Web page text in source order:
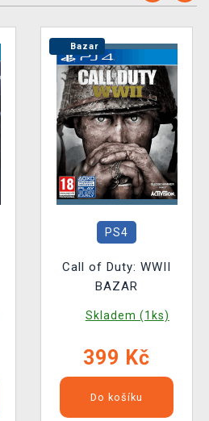
Bazar
PS4
Call of Duty: WWII
BAZAR
Skladem (1ks)
399 Kč
Do košíku